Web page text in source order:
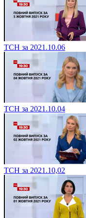
ТСН за 2021.10.06
ТСН за 2021.10.04
ТСН за 2021.10,02